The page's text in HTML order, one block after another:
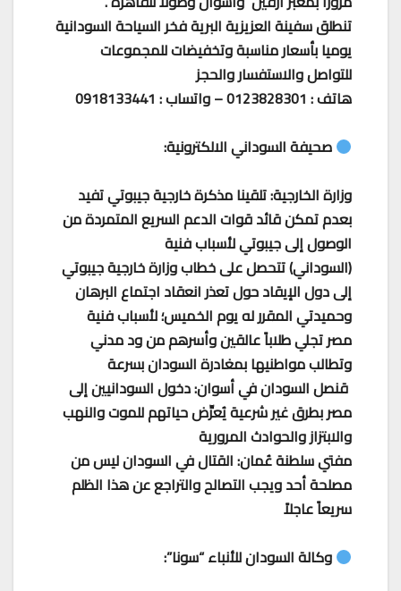
تنطلق سفينة العزيزية البرية فخر السياحة السودانية
يوميا بأسعار مناسبة وتخفيضات للمجموعات
للتواصل والاستفسار والحجز
هاتف : 0123828301 – واتساب : 0918133441
صحيفة السوداني الالكترونية:
وزارة الخارجية: تلقينا مذكرة خارجية جيبوتي تفيد
بعدم تمكن قائد قوات الدعم السريع المتمردة من
الوصول إلى جيبوتي لأسباب فنية
‏(السوداني) تتحصل على خطاب وزارة خارجية جيبوتي
إلى دول الإيقاد حول تعذر انعقاد اجتماع البرهان
وحميدتي المقرر له يوم الخميس؛ لأسباب فنية
مصر تجلي طلاباً عالقين وأسرهم من ود مدني
وتطالب مواطنيها بمغادرة السودان بسرعة
قنصل السودان في أسوان: دخول السودانيين إلى
مصر بطرق غير شرعية يُعرِّض حياتهم للموت والنهب
والابتزاز والحوادث المرورية
مفتي سلطنة عُمان: القتال في السودان ليس من
مصلحة أحد ويجب التصالح والتراجع عن هذا الظلم
سريعاً عاجلاً
وكالة السودان للأنباء “سونا”: